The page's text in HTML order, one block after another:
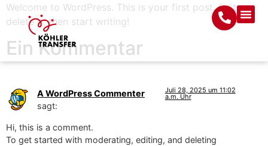
Welcome to WordPress. This is your first post. Edit or
delete it, then start writing!
Ein Kommentar
A WordPress Commenter
sagt:
Juli 28, 2025 um 11:02
a.m. Uhr
Hi, this is a comment.
To get started with moderating, editing, and deleting